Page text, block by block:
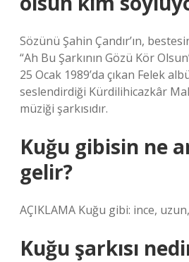
Sözünü Şahin Çandır’ın,
“Ah Bu Şarkının Gözü Kör
25 Ocak 1989’da çıkan Felek
seslendirdiği Kürdilihicazkâr
müziği şarkısıdır.
Kuğu gibisin ne
gelir?
AÇIKLAMA Kuğu gibi: ince,
Kuğu şarkısı